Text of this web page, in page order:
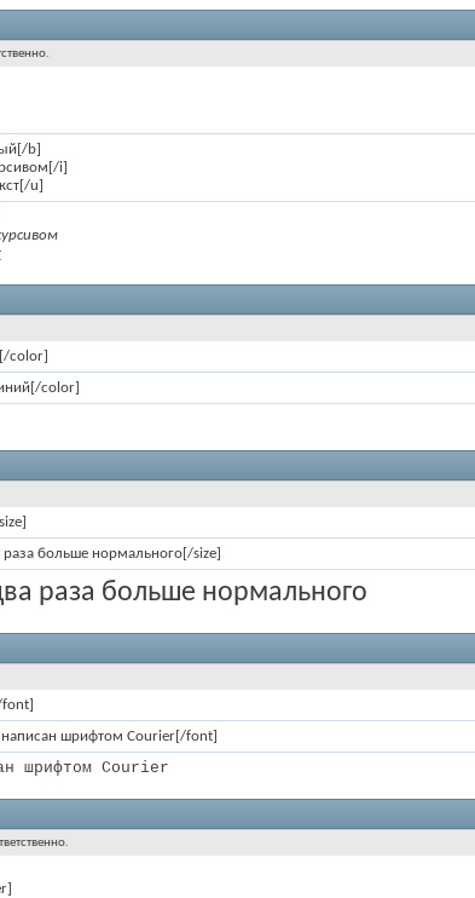
b]
i]
u]
color]
color]
раза больше нормального[/size]
раза больше нормального
написан шрифтом Courier[/font]
шрифтом Courier